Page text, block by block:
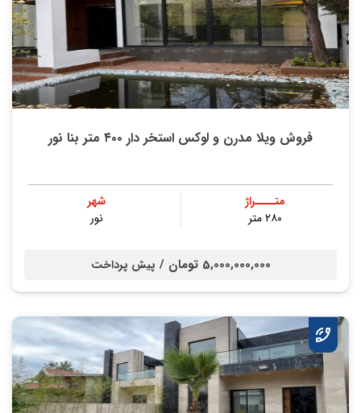
فروش ویلا مدرن و لوکس استخر دار ۴۰۰ متر بنا نور
متــــراژ
۲۸۰ متر
شهر
نور
5,000,000,000 تومان / پیش پرداخت